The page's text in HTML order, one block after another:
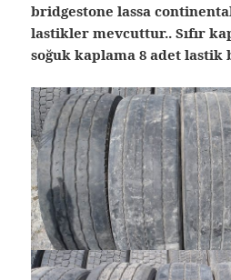
bridgestone lassa
lastikler mevcuttur.. Sıfır
soğuk kaplama 8 adet lastik